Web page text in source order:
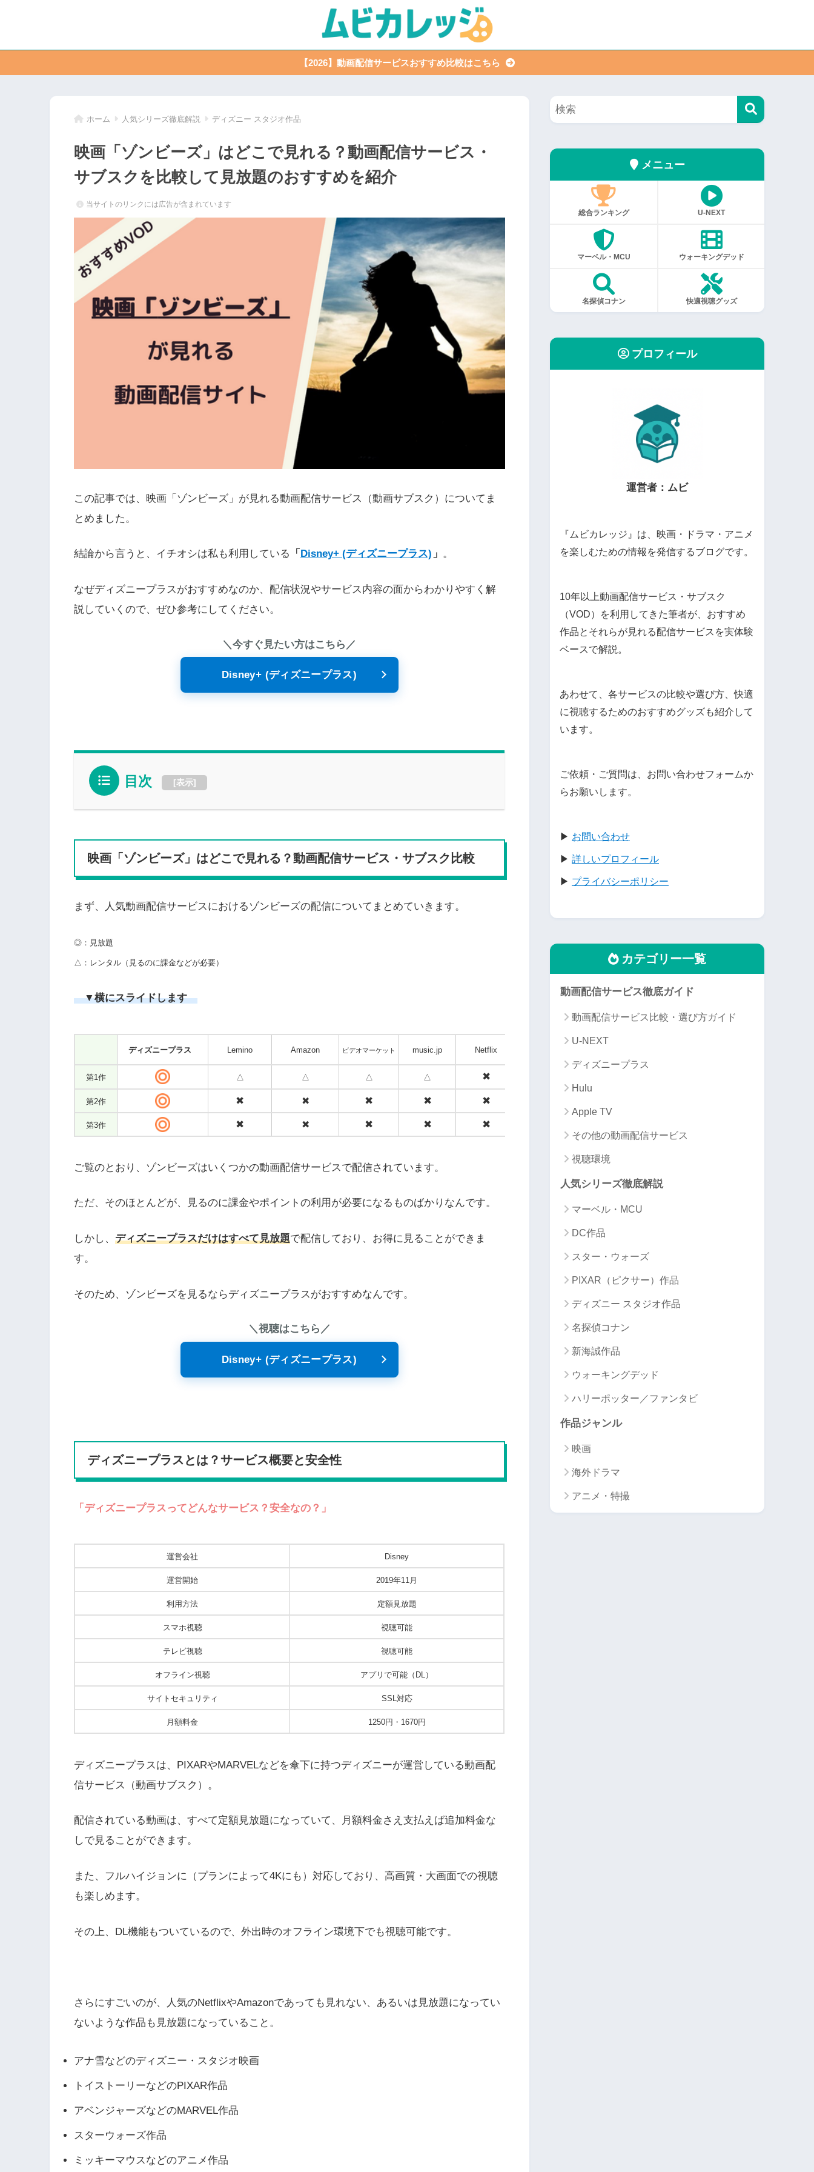
【2026】動画配信サービスおすすめ比較はこちら
ホーム 人気シリーズ徹底解説 ディズニー スタジオ作品
映画「ゾンビーズ」はどこで見れる？動画配信サービス・
サブスクを比較して見放題のおすすめを紹介
当サイトのリンクには広告が含まれています
この記事では、映画「ゾンビーズ」が見れる動画配信サービス（動画サブスク）についてま
とめました。
結論から言うと、イチオシは私も利用している 「 Disney+ (ディズニープラス) 」 。
なぜディズニープラスがおすすめなのか、配信状況やサービス内容の面からわかりやすく解
説していくので、ぜひ参考にしてください。
＼今すぐ見たい方はこちら／
Disney+ (ディズニープラス)
目次 [表示]
映画「ゾンビーズ」はどこで見れる？動画配信サービス・サブスク比較
まず、人気動画配信サービスにおけるゾンビーズの配信についてまとめていきます。
◎：見放題
△：レンタル（見るのに課金などが必要）
▼横にスライドします
ディズニープラス Lemino Amazon ビデオマーケット music.jp Netflix
第1作 △ △ △ △ ✖
第2作 ✖ ✖ ✖ ✖ ✖
第3作 ✖ ✖ ✖ ✖ ✖
ご覧のとおり、ゾンビーズはいくつかの動画配信サービスで配信されています。
ただ、そのほとんどが、見るのに課金やポイントの利用が必要になるものばかりなんです。
しかし、 ディズニープラスだけはすべて見放題で配信しており、お得に見ることができま
す。
そのため、ゾンビーズを見るならディズニープラスがおすすめなんです。
＼視聴はこちら／
Disney+ (ディズニープラス)
ディズニープラスとは？サービス概要と安全性
「ディズニープラスってどんなサービス？安全なの？」
運営会社 Disney
運営開始 2019年11月
利用方法 定額見放題
スマホ視聴 視聴可能
テレビ視聴 視聴可能
オフライン視聴 アプリで可能（DL）
サイトセキュリティ SSL対応
月額料金 1250円・1670円
ディズニープラスは、PIXARやMARVELなどを傘下に持つディズニーが運営している動画配
信サービス（動画サブスク）。
配信されている動画は、すべて定額見放題になっていて、月額料金さえ支払えば追加料金な
しで見ることができます。
また、フルハイジョンに（プランによって4Kにも）対応しており、高画質・大画面での視聴
も楽しめます。
その上、DL機能もついているので、外出時のオフライン環境下でも視聴可能です。
さらにすごいのが、人気のNetflixやAmazonであっても見れない、あるいは見放題になってい
ないような作品も見放題になっていること。
アナ雪などのディズニー・スタジオ映画
トイストーリーなどのPIXAR作品
アベンジャーズなどのMARVEL作品
スターウォーズ作品
ミッキーマウスなどのアニメ作品
メニュー
総合ランキング U-NEXT
マーベル・MCU ウォーキングデッド
名探偵コナン 快適視聴グッズ
プロフィール
運営者：ムビ
『ムビカレッジ』は、映画・ドラマ・アニメ
を楽しむための情報を発信するブログです。
10年以上動画配信サービス・サブスク
（VOD）を利用してきた筆者が、おすすめ
作品とそれらが見れる配信サービスを実体験
ベースで解説。
あわせて、各サービスの比較や選び方、快適
に視聴するためのおすすめグッズも紹介して
います。
ご依頼・ご質問は、お問い合わせフォームか
らお願いします。
▶ お問い合わせ
▶ 詳しいプロフィール
▶ プライバシーポリシー
カテゴリー一覧
動画配信サービス徹底ガイド
動画配信サービス比較・選び方ガイド
U-NEXT
ディズニープラス
Hulu
Apple TV
その他の動画配信サービス
視聴環境
人気シリーズ徹底解説
マーベル・MCU
DC作品
スター・ウォーズ
PIXAR（ピクサー）作品
ディズニー スタジオ作品
名探偵コナン
新海誠作品
ウォーキングデッド
ハリーポッター／ファンタビ
作品ジャンル
映画
海外ドラマ
アニメ・特撮